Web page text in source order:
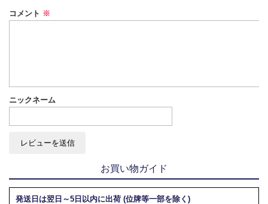
コメント ※
ニックネーム
お買い物ガイド
発送日は翌日～5日以内に出荷 (位牌等一部を除く)